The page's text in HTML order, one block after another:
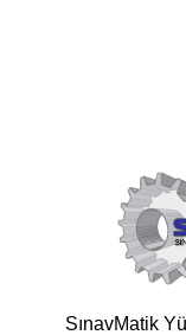
SınavMatik